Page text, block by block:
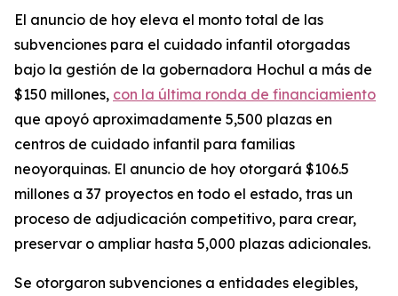
El anuncio de hoy eleva el monto total de las
subvenciones para el cuidado infantil otorgadas
bajo la gestión de la gobernadora Hochul a más de
$150 millones, con la última ronda de financiamiento
que apoyó aproximadamente 5,500 plazas en
centros de cuidado infantil para familias
neoyorquinas. El anuncio de hoy otorgará $106.5
millones a 37 proyectos en todo el estado, tras un
proceso de adjudicación competitivo, para crear,
preservar o ampliar hasta 5,000 plazas adicionales.
Se otorgaron subvenciones a entidades elegibles,